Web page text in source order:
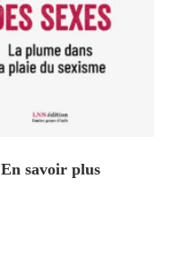
En savoir plus